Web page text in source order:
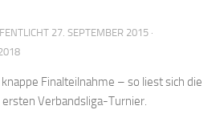
27. SEPTEMBER 2015 ·
Finalteilnahme – so liest sich die
Verbandsliga-Turnier.